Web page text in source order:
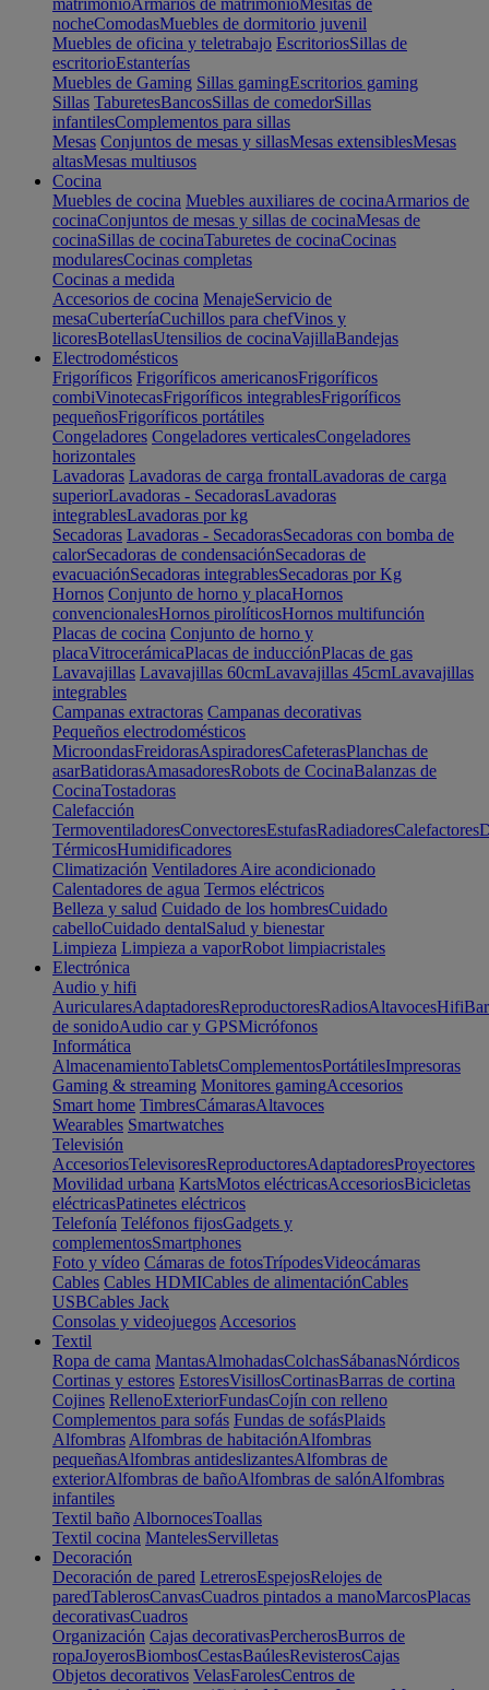
matrimonioArmarios de matrimonioMesitas de
nocheComodasMuebles de dormitorio juvenil
Muebles de oficina y teletrabajo EscritoriosSillas de
escritorioEstanterías
Muebles de Gaming Sillas gamingEscritorios gaming
Sillas TaburetesBancosSillas de comedorSillas
infantilesComplementos para sillas
Mesas Conjuntos de mesas y sillasMesas extensiblesMesas
altasMesas multiusos
Cocina
Muebles de cocina Muebles auxiliares de cocinaArmarios de
cocinaConjuntos de mesas y sillas de cocinaMesas de
cocinaSillas de cocinaTaburetes de cocinaCocinas
modularesCocinas completas
Cocinas a medida
Accesorios de cocina MenajeServicio de
mesaCuberteríaCuchillos para chefVinos y
licoresBotellasUtensilios de cocinaVajillaBandejas
Electrodomésticos
Frigoríficos Frigoríficos americanosFrigoríficos
combiVinotecasFrigoríficos integrablesFrigoríficos
pequeñosFrigoríficos portátiles
Congeladores Congeladores verticalesCongeladores
horizontales
Lavadoras Lavadoras de carga frontalLavadoras de carga
superiorLavadoras - SecadorasLavadoras
integrablesLavadoras por kg
Secadoras Lavadoras - SecadorasSecadoras con bomba de
calorSecadoras de condensaciónSecadoras de
evacuaciónSecadoras integrablesSecadoras por Kg
Hornos Conjunto de horno y placaHornos
convencionalesHornos pirolíticosHornos multifunción
Placas de cocina Conjunto de horno y
placaVitrocerámicaPlacas de inducciónPlacas de gas
Lavavajillas Lavavajillas 60cmLavavajillas 45cmLavavajillas
integrables
Campanas extractoras Campanas decorativas
Pequeños electrodomésticos
MicroondasFreidorasAspiradoresCafeterasPlanchas de
asarBatidorasAmasadoresRobots de CocinaBalanzas de
CocinaTostadoras
Calefacción
TermoventiladoresConvectoresEstufasRadiadoresCalefactores
TérmicosHumidificadores
Climatización Ventiladores Aire acondicionado
Calentadores de agua Termos eléctricos
Belleza y salud Cuidado de los hombresCuidado
cabelloCuidado dentalSalud y bienestar
Limpieza Limpieza a vaporRobot limpiacristales
Electrónica
Audio y hifi
AuricularesAdaptadoresReproductoresRadiosAltavocesHifi
de sonidoAudio car y GPSMicrófonos
Informática
AlmacenamientoTabletsComplementosPortátilesImpresoras
Gaming & streaming Monitores gamingAccesorios
Smart home TimbresCámarasAltavoces
Wearables Smartwatches
Televisión
AccesoriosTelevisoresReproductoresAdaptadoresProyectores
Movilidad urbana KartsMotos eléctricasAccesoriosBicicletas
eléctricasPatinetes eléctricos
Telefonía Teléfonos fijosGadgets y
complementosSmartphones
Foto y vídeo Cámaras de fotosTrípodesVideocámaras
Cables Cables HDMICables de alimentaciónCables
USBCables Jack
Consolas y videojuegos Accesorios
Textil
Ropa de cama MantasAlmohadasColchasSábanasNórdicos
Cortinas y estores EstoresVisillosCortinasBarras de cortina
Cojines RellenoExteriorFundasCojín con relleno
Complementos para sofás Fundas de sofásPlaids
Alfombras Alfombras de habitaciónAlfombras
pequeñasAlfombras antideslizantesAlfombras de
exteriorAlfombras de bañoAlfombras de salónAlfombras
infantiles
Textil baño AlbornocesToallas
Textil cocina MantelesServilletas
Decoración
Decoración de pared LetrerosEspejosRelojes de
paredTablerosCanvasCuadros pintados a manoMarcosPlacas
decorativasCuadros
Organización Cajas decorativasPercherosBurros de
ropaJoyerosBiombosCestasBaúlesRevisterosCajas
Objetos decorativos VelasFarolesCentros de